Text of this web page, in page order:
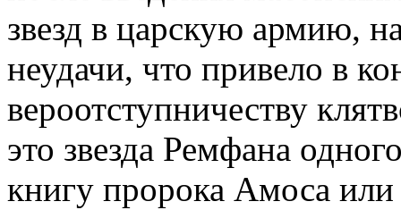
звезд в царскую армию,
неудачи, что привело в
вероотступничеству
это звезда Ремфана
книгу пророка Амоса